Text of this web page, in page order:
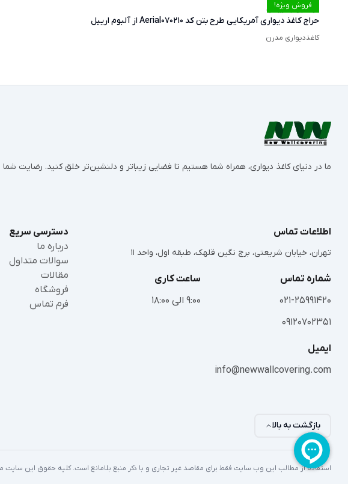
فروش ویژه!
حراج کاغذ دیواری آمریکایی طرح بتن کد Aerial070210 از آلبوم ارییل
کاغذدیواری مدرن
ما در دنیای کاغذ دیواری، همراه شما هستیم تا فضایی زیباتر و دلنشین‌تر خلق کنید. رضایت
اطلاعات تماس
تهران، خیابان شریعتی، برج نگین قلهک، طبقه اول، واحد 11
شماره تماس
021-25991420
09120702351
ساعت کاری
9:00 الی 18:00
ایمیل
info@newwallcovering.com
دسترسی سریع
درباره ما
سوالات متداول
مقالات
فروشگاه
فرم تماس
بازگشت به بالا
استفاده از مطالب این وب سایت فقط برای مقاصد غیر تجاری و با ذکر منبع بلامانع است. کلیه حقوق این سایت